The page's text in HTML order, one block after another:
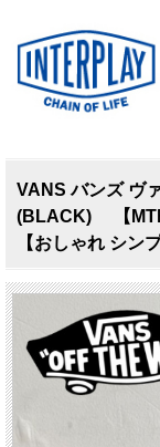
VANS バンズ
(BLACK) 【MTE
【おしゃれ シン